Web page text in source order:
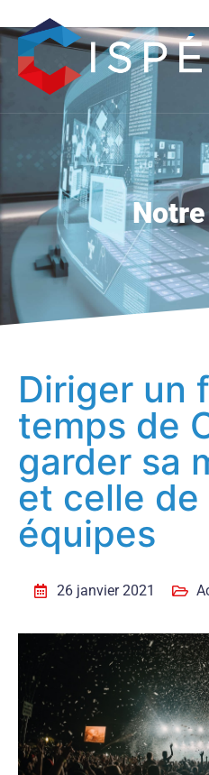
Diriger un
temps de
garder sa
et celle de
équipes
26 janvier 2021